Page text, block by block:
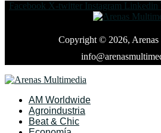
Facebook X-twitter Instagram Linkedin
Copyright © 2026, Arenas
AM Worldwide
Agroindustria
Beat & Chic